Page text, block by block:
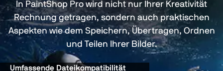
In PaintShop Pro wird nicht nur Ihrer Kreativität
Rechnung getragen, sondern auch praktischen
Aspekten wie dem Speichern, Übertragen, Ordnen
und Teilen Ihrer Bilder.
Umfassende Dateikompatibilität